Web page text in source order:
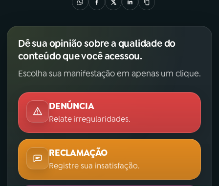
Dê sua opinião sobre a qualidade do
conteúdo que você acessou.
Escolha sua manifestação em apenas um clique.
DENÚNCIA
Relate irregularidades.
RECLAMAÇÃO
Registre sua insatisfação.